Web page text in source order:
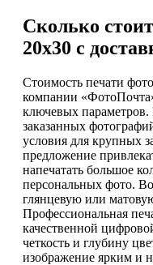
Сколько
20х30 с
Стоимость печати
компании
ключевых параметров.
заказанных
условия для крупных
предложение
напечатать большое
персональных фото.
глянцевую или
Профессиональная
качественной
четкость и глубину
изображение ярким и